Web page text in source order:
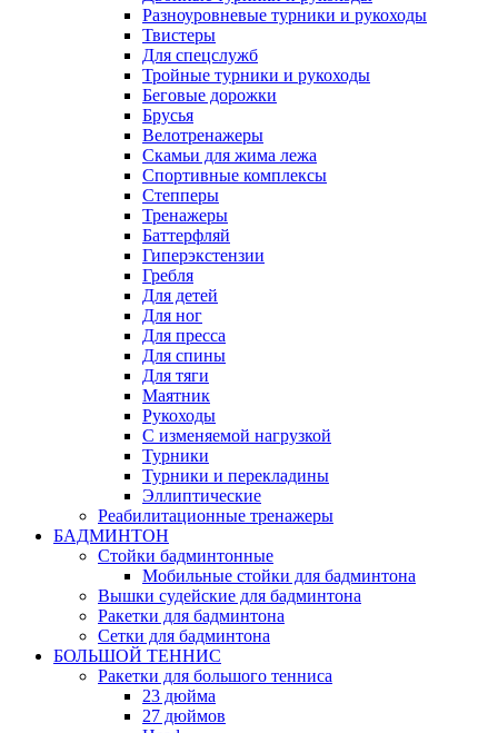
Разноуровневые турники и рукоходы
Твистеры
Для спецслужб
Тройные турники и рукоходы
Беговые дорожки
Брусья
Велотренажеры
Скамьи для жима лежа
Спортивные комплексы
Степперы
Тренажеры
Баттерфляй
Гиперэкстензии
Гребля
Для детей
Для ног
Для пресса
Для спины
Для тяги
Маятник
Рукоходы
С изменяемой нагрузкой
Турники
Турники и перекладины
Эллиптические
Реабилитационные тренажеры
БАДМИНТОН
Стойки бадминтонные
Мобильные стойки для бадминтона
Вышки судейские для бадминтона
Ракетки для бадминтона
Сетки для бадминтона
БОЛЬШОЙ ТЕННИС
Ракетки для большого тенниса
23 дюйма
27 дюймов